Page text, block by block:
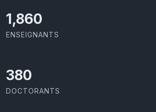
2,142
ENSEIGNANTS
437
DOCTORANTS